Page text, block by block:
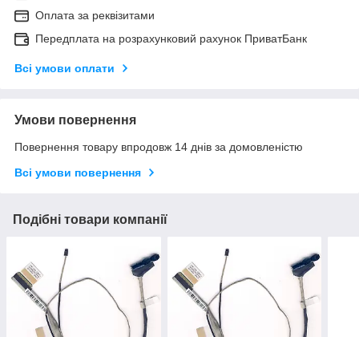
Оплата за реквізитами
Передплата на розрахунковий рахунок ПриватБанк
Всі умови оплати
Умови повернення
Повернення товару впродовж 14 днів за домовленістю
Всі умови повернення
Подібні товари компанії